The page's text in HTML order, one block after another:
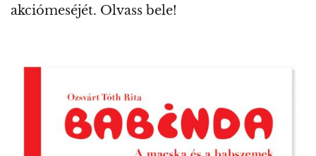
akciómeséjét. Olvass bele!